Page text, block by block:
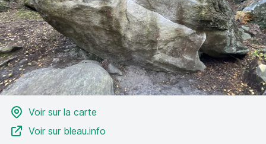
Voir sur la carte
Voir sur bleau.info